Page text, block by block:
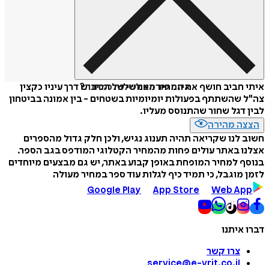
איזה פורמט לשלוח כמתנה?
איתי חביב חושף את המחיר האנושי של הכיבוש דרך עיניו כקצין
צה"ל שהשתתף בפעולות יומיומיות בשטחים - בין אמונה בביטחון
לבין דגל שחור שהתנוסס מעליו.
הצצה מהירה
חשוב לנו שקריאה תהיה תענוג נגיש, ולכן חלק גדול מהספרים
אצלנו באתר עולים פחות מהמחיר הקטלוגי המודפס בגב הספר.
בנוסף למחיר המופחת באופן קבוע באתר, יש גם מבצעים מיוחדים
לזמן מוגבל, כי תמיד כיף לגלות עוד ספר במחיר מעולה
Google Play
App Store Web App
דברו איתנו
צרו קשר